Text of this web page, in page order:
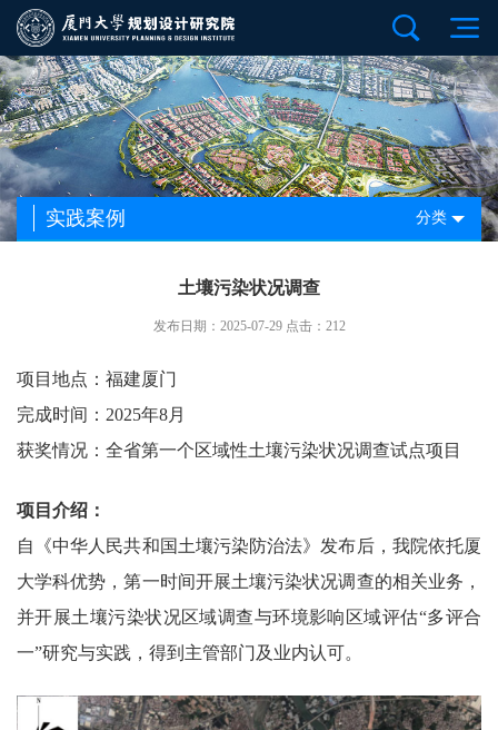
实践案例 分类
土壤污染状况调查
发布日期：2025-07-29 点击：212
项目地点：福建厦门
完成时间：2025年8月
获奖情况：全省第一个区域性土壤污染状况调查试点项目
项目介绍：
自《中华人民共和国土壤污染防治法》发布后，我院依托厦
大学科优势，第一时间开展土壤污染状况调查的相关业务，
并开展土壤污染状况区域调查与环境影响区域评估“多评合
一”研究与实践，得到主管部门及业内认可。